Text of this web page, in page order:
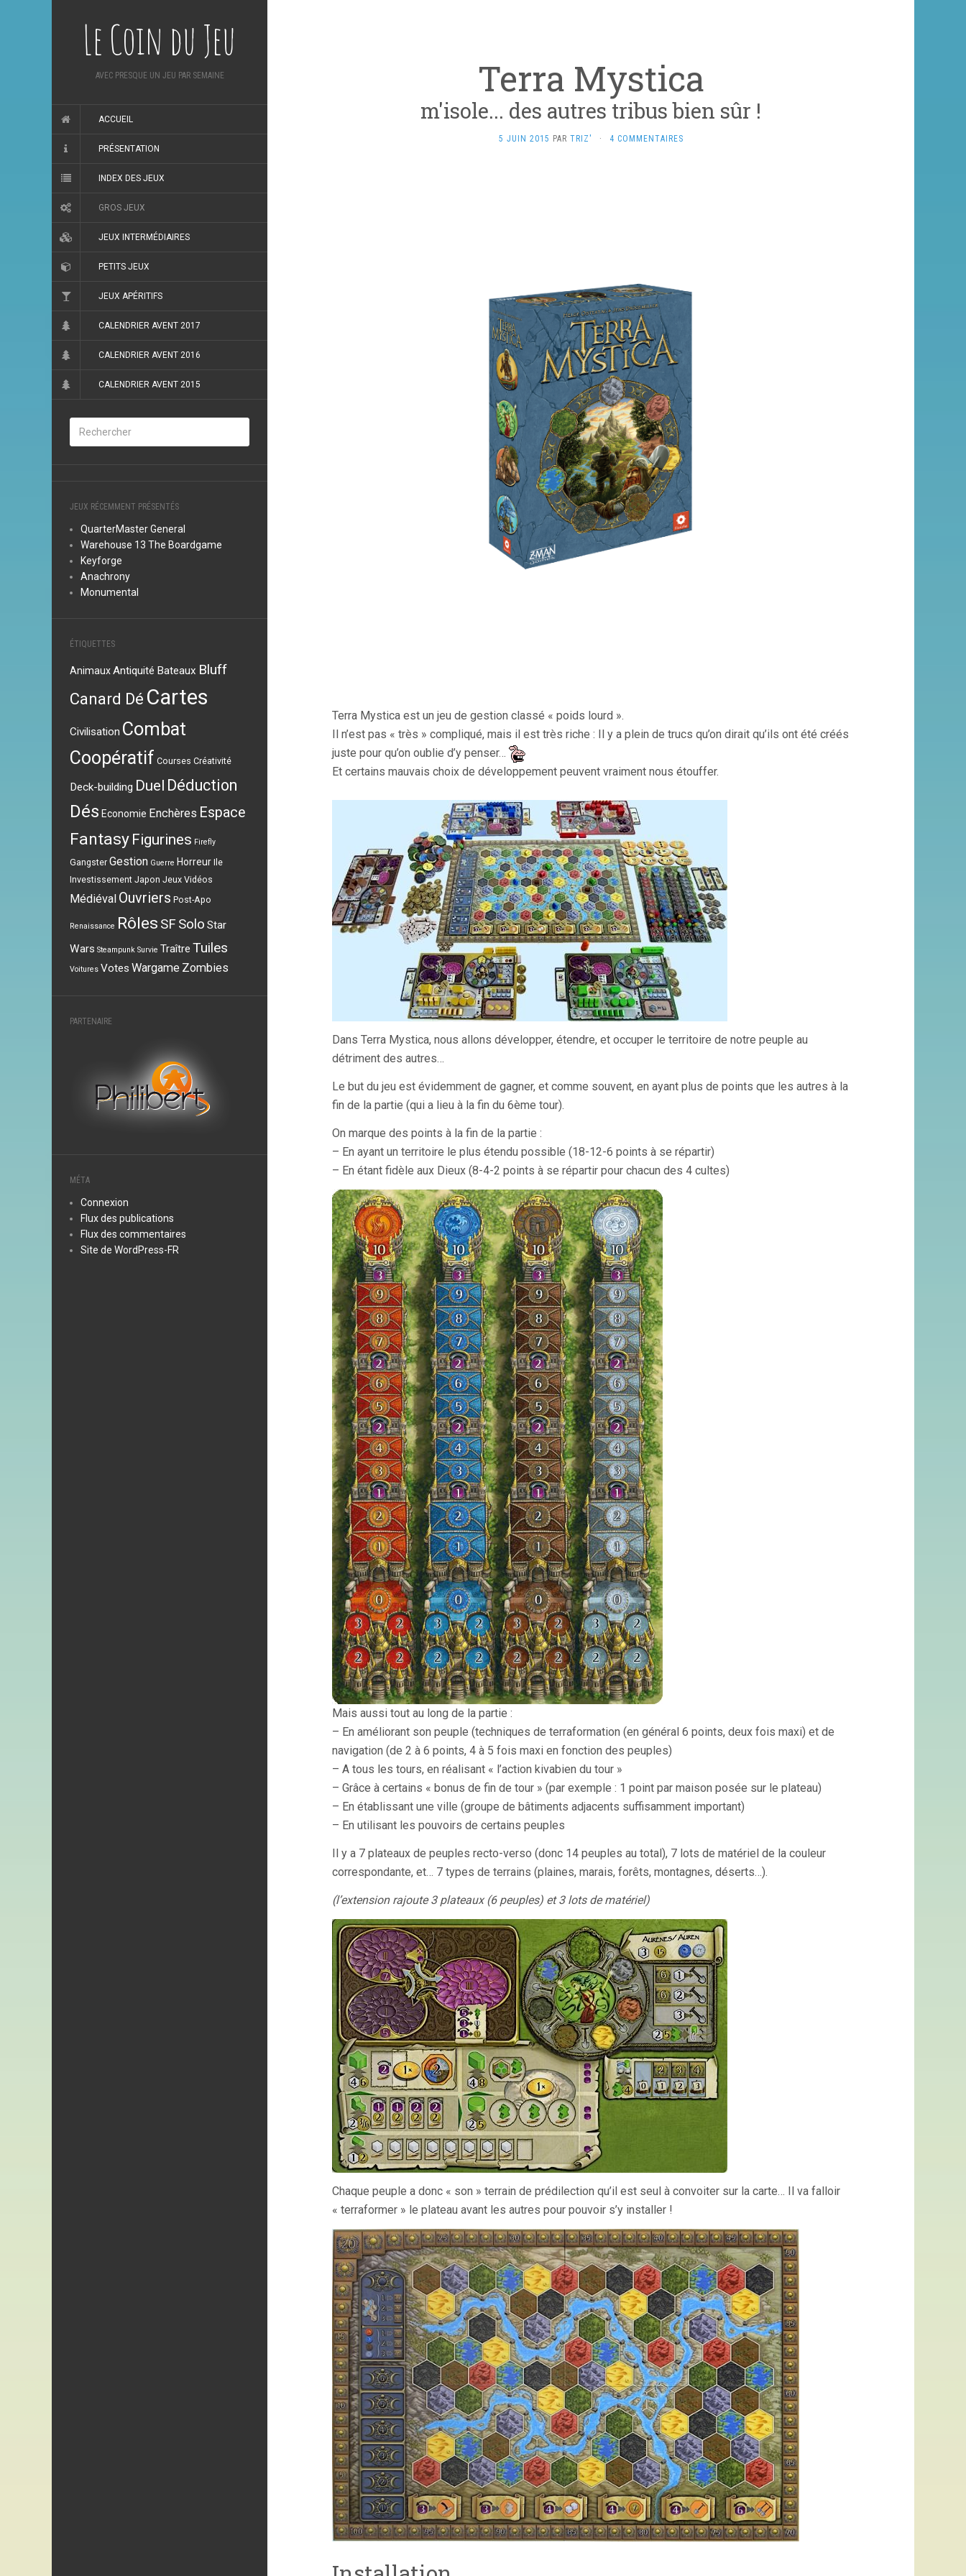
Le Coin du Jeu
AVEC PRESQUE UN JEU PAR SEMAINE
ACCUEIL
PRÉSENTATION
INDEX DES JEUX
GROS JEUX
JEUX INTERMÉDIAIRES
PETITS JEUX
JEUX APÉRITIFS
CALENDRIER AVENT 2017
CALENDRIER AVENT 2016
CALENDRIER AVENT 2015
JEUX RÉCEMMENT PRÉSENTÉS
QuarterMaster General
Warehouse 13 The Boardgame
Keyforge
Anachrony
Monumental
ÉTIQUETTES
AnimauxAntiquité Bateaux Bluff
Canard Dé Cartes
Civilisation Combat
Coopératif Courses Créativité
Deck-building Duel Déduction
Dés Economie Enchères Espace
Fantasy Figurines Firefly
Gangster Gestion Guerre Horreur Ile
Investissement Japon Jeux Vidéos
Médiéval Ouvriers Post-Apo
Renaissance Rôles SFSolo Star
Wars Steampunk Survie Traître Tuiles
Voitures Votes Wargame Zombies
PARTENAIRE
MÉTA
Connexion
Flux des publications
Flux des commentaires
Site de WordPress-FR
Terra Mystica
m'isole... des autres tribus bien sûr !
5 JUIN 2015 PAR TRIZ' · 4 COMMENTAIRES
Terra Mystica est un jeu de gestion classé « poids lourd ».
Il n’est pas « très » compliqué, mais il est très riche : Il y a plein de trucs qu’on dirait qu’ils ont été créés
juste pour qu’on oublie d’y penser…
Et certains mauvais choix de développement peuvent vraiment nous étouffer.
Dans Terra Mystica, nous allons développer, étendre, et occuper le territoire de notre peuple au
détriment des autres…
Le but du jeu est évidemment de gagner, et comme souvent, en ayant plus de points que les autres à la
fin de la partie (qui a lieu à la fin du 6ème tour).
On marque des points à la fin de la partie :
– En ayant un territoire le plus étendu possible (18-12-6 points à se répartir)
– En étant fidèle aux Dieux (8-4-2 points à se répartir pour chacun des 4 cultes)
Mais aussi tout au long de la partie :
– En améliorant son peuple (techniques de terraformation (en général 6 points, deux fois maxi) et de
navigation (de 2 à 6 points, 4 à 5 fois maxi en fonction des peuples)
– A tous les tours, en réalisant « l’action kivabien du tour »
– Grâce à certains « bonus de fin de tour » (par exemple : 1 point par maison posée sur le plateau)
– En établissant une ville (groupe de bâtiments adjacents suffisamment important)
– En utilisant les pouvoirs de certains peuples
Il y a 7 plateaux de peuples recto-verso (donc 14 peuples au total), 7 lots de matériel de la couleur
correspondante, et… 7 types de terrains (plaines, marais, forêts, montagnes, déserts…).
(l’extension rajoute 3 plateaux (6 peuples) et 3 lots de matériel)
Chaque peuple a donc « son » terrain de prédilection qu’il est seul à convoiter sur la carte… Il va falloir
« terraformer » le plateau avant les autres pour pouvoir s’y installer !